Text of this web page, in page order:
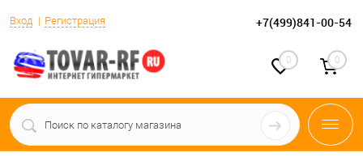
Вход Регистрация +7(499)841-00-54
0 0